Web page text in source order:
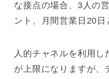
な接点の場合、3人の
ント、月間営業日20日
人的チャネルを利用し
が上限になりますが、